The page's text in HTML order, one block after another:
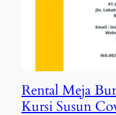
Rental Meja
Kursi Susun